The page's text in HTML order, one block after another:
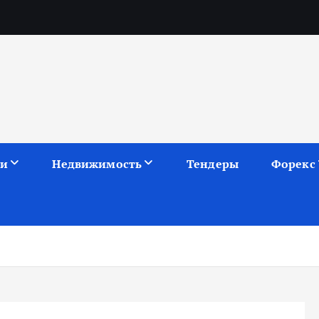
Недвижимость Тендеры Форекс